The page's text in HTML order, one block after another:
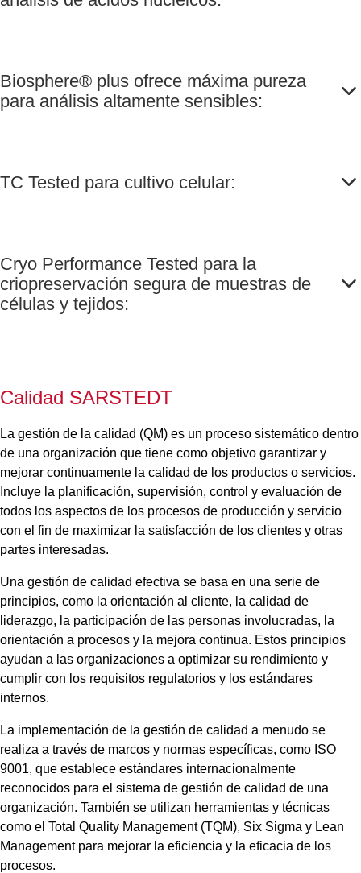
Biosphere® plus ofrece máxima pureza
para análisis altamente sensibles:
TC Tested para cultivo celular:
Cryo Performance Tested para la
criopreservación segura de muestras de
células y tejidos:
Calidad SARSTEDT
La gestión de la calidad (QM) es un proceso sistemático dentro
de una organización que tiene como objetivo garantizar y
mejorar continuamente la calidad de los productos o servicios.
Incluye la planificación, supervisión, control y evaluación de
todos los aspectos de los procesos de producción y servicio
con el fin de maximizar la satisfacción de los clientes y otras
partes interesadas.
Una gestión de calidad efectiva se basa en una serie de
principios, como la orientación al cliente, la calidad de
liderazgo, la participación de las personas involucradas, la
orientación a procesos y la mejora continua. Estos principios
ayudan a las organizaciones a optimizar su rendimiento y
cumplir con los requisitos regulatorios y los estándares
internos.
La implementación de la gestión de calidad a menudo se
realiza a través de marcos y normas específicas, como ISO
9001, que establece estándares internacionalmente
reconocidos para el sistema de gestión de calidad de una
organización. También se utilizan herramientas y técnicas
como el Total Quality Management (TQM), Six Sigma y Lean
Management para mejorar la eficiencia y la eficacia de los
procesos.